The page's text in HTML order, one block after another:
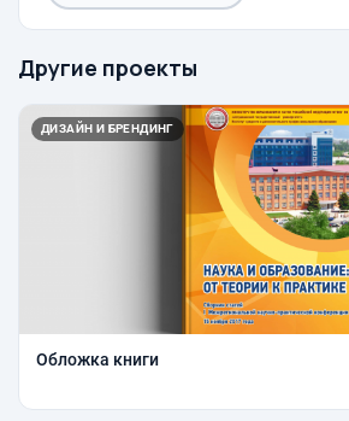
Другие проекты
ДИЗАЙН И БРЕНДИНГ
Обложка книги